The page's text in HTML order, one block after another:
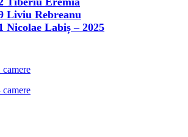
Liviu Rebreanu
Nicolae Labiș – 2025
camere
camere